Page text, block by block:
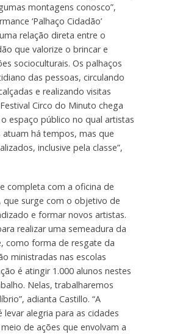
montagens conosco”,
‘Palhaço Cidadão’
relação direta entre o
que valorize o brincar e
socioculturais. Os palhaços
das pessoas, circulando
e realizando visitas
Circo do Minuto chega
espaço público no qual artistas
atuam há tempos, mas que
inclusive pela classe”,
completa com a oficina de
que surge com o objetivo de
e formar novos artistas.
realizar uma semeadura da
como forma de resgate da
ministradas nas escolas
é atingir 1.000 alunos nestes
Nelas, trabalharemos
adianta Castillo. “A
levar alegria para as cidades
de ações que envolvam a